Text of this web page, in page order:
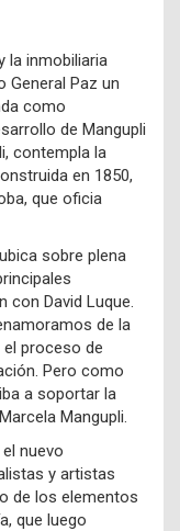
la inmobiliaria
General Paz un
como
de Mangupli
contempla la
en 1850,
que oficia
sobre plena
David Luque.
de la
proceso de
Pero como
a soportar la
Mangupli.
nuevo
y artistas
de los elementos
que luego